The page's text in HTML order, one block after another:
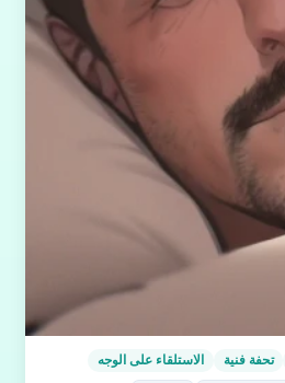
الاستلقاء على الوجه تحفة فنية